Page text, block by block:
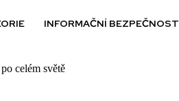
INFORMAČNÍ BEZPEČNOST
celém světě